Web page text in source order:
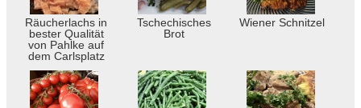
Räucherlachs in
bester Qualität
von Pahlke auf
dem Carlsplatz
Tschechisches
Brot
Wiener Schnitzel